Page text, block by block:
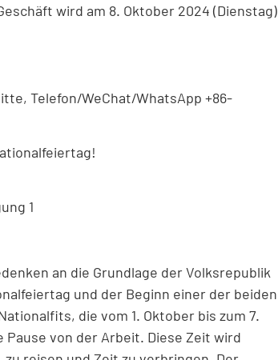
wird am 8. Oktober 2024 (Dienstag)
Telefon/WeChat/WhatsApp +86-
an die Grundlage der Volksrepublik
und der Beginn einer der beiden
die vom 1. Oktober bis zum 7.
von der Arbeit. Diese Zeit wird